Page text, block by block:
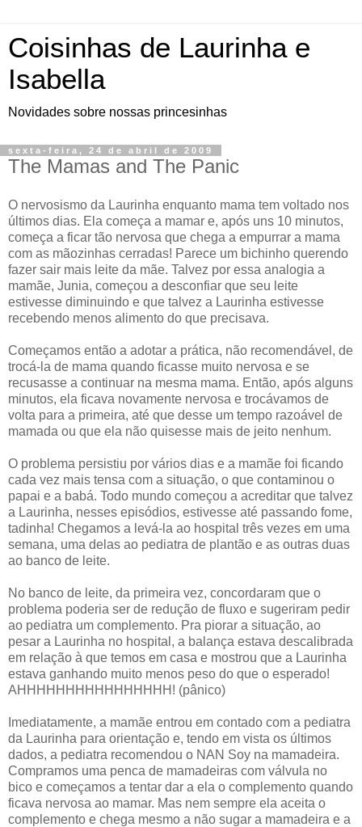
Coisinhas de Laurinha e
Isabella
Novidades sobre nossas princesinhas
sexta-feira, 24 de abril de 2009
The Mamas and The Panic
O nervosismo da Laurinha enquanto mama tem voltado nos
últimos dias. Ela começa a mamar e, após uns 10 minutos,
começa a ficar tão nervosa que chega a empurrar a mama
com as mãozinhas cerradas! Parece um bichinho querendo
fazer sair mais leite da mãe. Talvez por essa analogia a
mamãe, Junia, começou a desconfiar que seu leite
estivesse diminuindo e que talvez a Laurinha estivesse
recebendo menos alimento do que precisava.
Começamos então a adotar a prática, não recomendável, de
trocá-la de mama quando ficasse muito nervosa e se
recusasse a continuar na mesma mama. Então, após alguns
minutos, ela ficava novamente nervosa e trocávamos de
volta para a primeira, até que desse um tempo razoável de
mamada ou que ela não quisesse mais de jeito nenhum.
O problema persistiu por vários dias e a mamãe foi ficando
cada vez mais tensa com a situação, o que contaminou o
papai e a babá. Todo mundo começou a acreditar que talvez
a Laurinha, nesses episódios, estivesse até passando fome,
tadinha! Chegamos a levá-la ao hospital três vezes em uma
semana, uma delas ao pediatra de plantão e as outras duas
ao banco de leite.
No banco de leite, da primeira vez, concordaram que o
problema poderia ser de redução de fluxo e sugeriram pedir
ao pediatra um complemento. Pra piorar a situação, ao
pesar a Laurinha no hospital, a balança estava descalibrada
em relação à que temos em casa e mostrou que a Laurinha
estava ganhando muito menos peso do que o esperado!
AHHHHHHHHHHHHHHHH! (pânico)
Imediatamente, a mamãe entrou em contado com a pediatra
da Laurinha para orientação e, tendo em vista os últimos
dados, a pediatra recomendou o NAN Soy na mamadeira.
Compramos uma penca de mamadeiras com válvula no
bico e começamos a tentar dar a ela o complemento quando
ficava nervosa ao mamar. Mas nem sempre ela aceita o
complemento e chega mesmo a não sugar a mamadeira e a